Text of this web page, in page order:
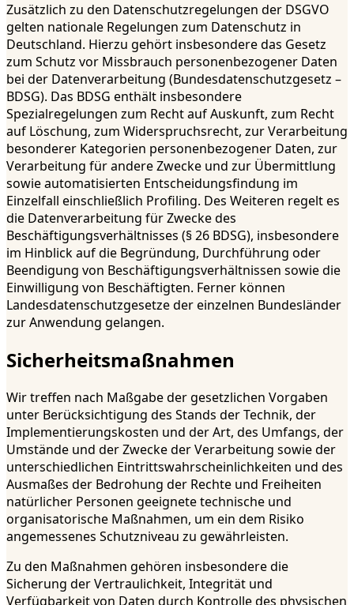
Zusätzlich zu den Datenschutzregelungen der DSGVO
gelten nationale Regelungen zum Datenschutz in
Deutschland. Hierzu gehört insbesondere das Gesetz
zum Schutz vor Missbrauch personenbezogener Daten
bei der Datenverarbeitung (Bundesdatenschutzgesetz –
BDSG). Das BDSG enthält insbesondere
Spezialregelungen zum Recht auf Auskunft, zum Recht
auf Löschung, zum Widerspruchsrecht, zur Verarbeitung
besonderer Kategorien personenbezogener Daten, zur
Verarbeitung für andere Zwecke und zur Übermittlung
sowie automatisierten Entscheidungsfindung im
Einzelfall einschließlich Profiling. Des Weiteren regelt es
die Datenverarbeitung für Zwecke des
Beschäftigungsverhältnisses (§ 26 BDSG), insbesondere
im Hinblick auf die Begründung, Durchführung oder
Beendigung von Beschäftigungsverhältnissen sowie die
Einwilligung von Beschäftigten. Ferner können
Landesdatenschutzgesetze der einzelnen Bundesländer
zur Anwendung gelangen.
Sicherheitsmaßnahmen
Wir treffen nach Maßgabe der gesetzlichen Vorgaben
unter Berücksichtigung des Stands der Technik, der
Implementierungskosten und der Art, des Umfangs, der
Umstände und der Zwecke der Verarbeitung sowie der
unterschiedlichen Eintrittswahrscheinlichkeiten und des
Ausmaßes der Bedrohung der Rechte und Freiheiten
natürlicher Personen geeignete technische und
organisatorische Maßnahmen, um ein dem Risiko
angemessenes Schutzniveau zu gewährleisten.
Zu den Maßnahmen gehören insbesondere die
Sicherung der Vertraulichkeit, Integrität und
Verfügbarkeit von Daten durch Kontrolle des physischen